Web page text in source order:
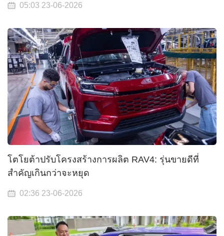
05:03 23-06-2026
โตโยต้าปรับโครงสร้างการผลิต RAV4: รุ่นขายดีที่
สำคัญเกินกว่าจะหยุด
02:36 23-06-2026